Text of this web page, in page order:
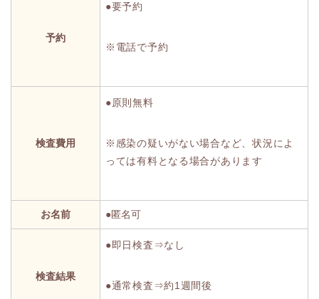
予約
●要予約
※電話で予約
検査費用
●原則無料
※感染の疑いがない場合など、状況によ
っては有料となる場合があります
お名前 ●匿名可
検査結果
●即日検査⇒なし
●通常検査⇒約1週間後